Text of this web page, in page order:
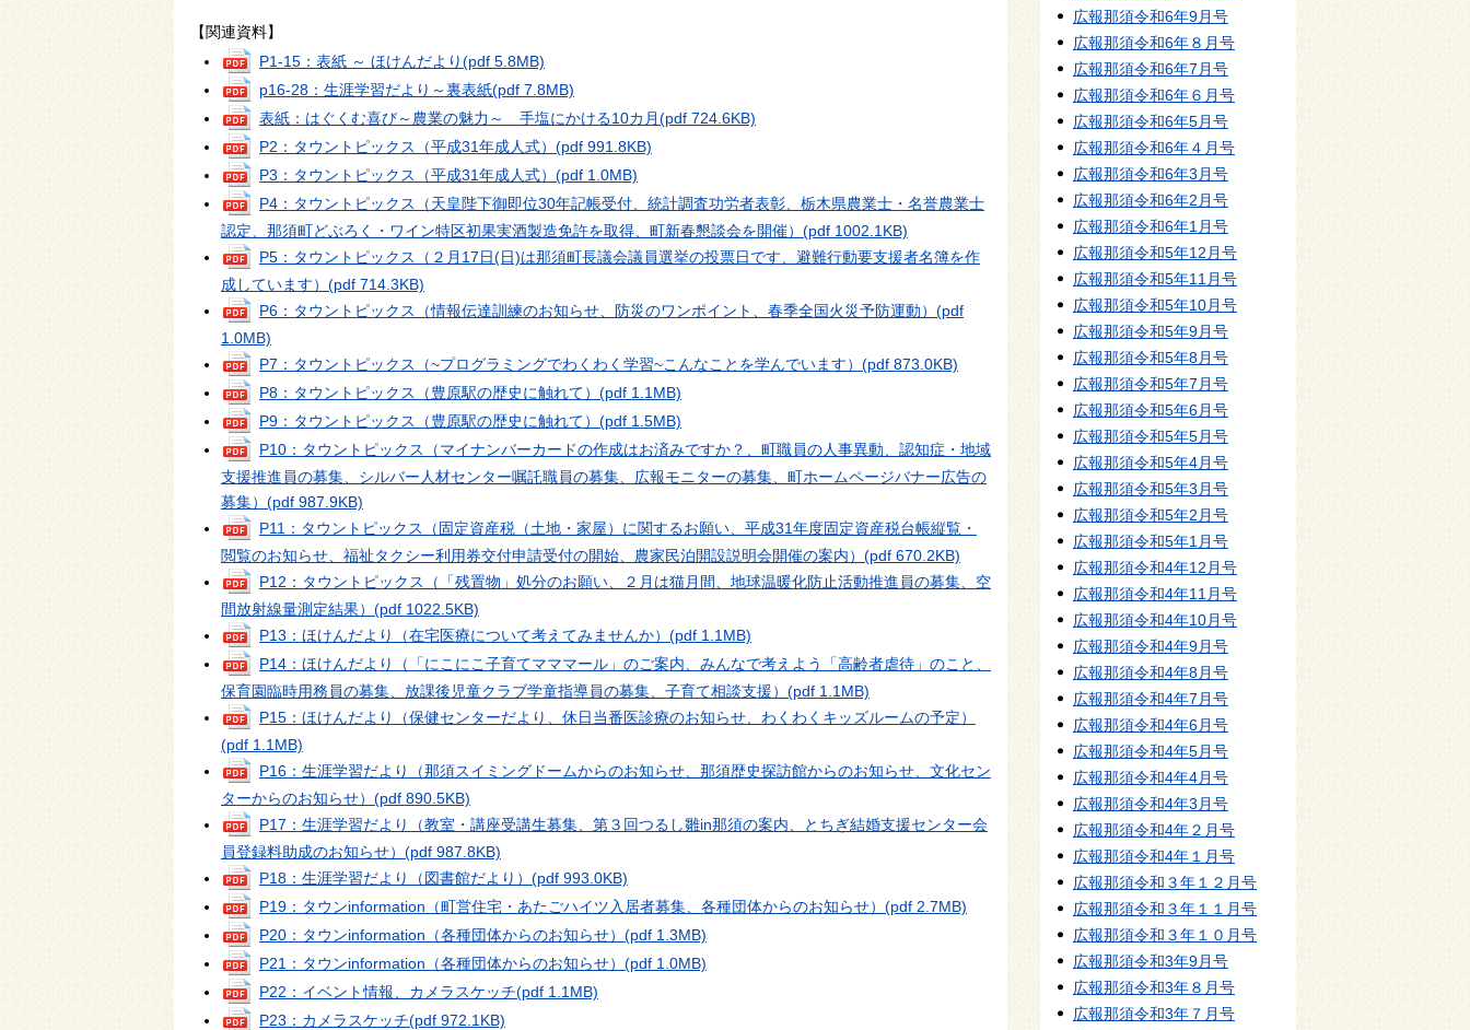
【関連資料】
P1-15：表紙 ～ ほけんだより(pdf 5.8MB)
p16-28：生涯学習だより～裏表紙(pdf 7.8MB)
表紙：はぐくむ喜び～農業の魅力～ 手塩にかける10カ月(pdf 724.6KB)
P2：タウントピックス（平成31年成人式） (pdf 991.8KB)
P3：タウントピックス（平成31年成人式） (pdf 1.0MB)
P4：タウントピックス（天皇陛下御即位30年記帳受付、統計調査功労者表彰、栃木県農業士・名誉農業士
認定、那須町どぶろく・ワイン特区初果実酒製造免許を取得、町新春懇談会を開催） (pdf 1002.1KB)
P5：タウントピックス（２月17日(日)は那須町長議会議員選挙の投票日です、避難行動要支援者名簿を作
成しています） (pdf 714.3KB)
P6：タウントピックス（情報伝達訓練のお知らせ、防災のワンポイント、春季全国火災予防運動） (pdf
1.0MB)
P7：タウントピックス（~プログラミングでわくわく学習~こんなことを学んでいます） (pdf 873.0KB)
P8：タウントピックス（豊原駅の歴史に触れて） (pdf 1.1MB)
P9：タウントピックス（豊原駅の歴史に触れて） (pdf 1.5MB)
P10：タウントピックス（マイナンバーカードの作成はお済みですか？、町職員の人事異動、認知症・地域
支援推進員の募集、シルバー人材センター嘱託職員の募集、広報モニターの募集、町ホームページバナー広告の
募集） (pdf 987.9KB)
P11：タウントピックス（固定資産税（土地・家屋）に関するお願い、平成31年度固定資産税台帳縦覧・
閲覧のお知らせ、福祉タクシー利用券交付申請受付の開始、農家民泊開設説明会開催の案内） (pdf 670.2KB)
P12：タウントピックス（「残置物」処分のお願い、２月は猫月間、地球温暖化防止活動推進員の募集、空
間放射線量測定結果） (pdf 1022.5KB)
P13：ほけんだより（在宅医療について考えてみませんか） (pdf 1.1MB)
P14：ほけんだより（「にこにこ子育てマママール」のご案内、みんなで考えよう「高齢者虐待」のこと、
保育園臨時用務員の募集、放課後児童クラブ学童指導員の募集、子育て相談支援） (pdf 1.1MB)
P15：ほけんだより（保健センターだより、休日当番医診療のお知らせ、わくわくキッズルームの予定）
(pdf 1.1MB)
P16：生涯学習だより（那須スイミングドームからのお知らせ、那須歴史探訪館からのお知らせ、文化セン
ターからのお知らせ） (pdf 890.5KB)
P17：生涯学習だより（教室・講座受講生募集、第３回つるし雛in那須の案内、とちぎ結婚支援センター会
員登録料助成のお知らせ） (pdf 987.8KB)
P18：生涯学習だより（図書館だより） (pdf 993.0KB)
P19：タウンinformation（町営住宅・あたごハイツ入居者募集、各種団体からのお知らせ） (pdf 2.7MB)
P20：タウンinformation（各種団体からのお知らせ） (pdf 1.3MB)
P21：タウンinformation（各種団体からのお知らせ） (pdf 1.0MB)
P22：イベント情報、カメラスケッチ(pdf 1.1MB)
P23：カメラスケッチ(pdf 972.1KB)
広報那須令和6年9月号
広報那須令和6年８月号
広報那須令和6年7月号
広報那須令和6年６月号
広報那須令和6年5月号
広報那須令和6年４月号
広報那須令和6年3月号
広報那須令和6年2月号
広報那須令和6年1月号
広報那須令和5年12月号
広報那須令和5年11月号
広報那須令和5年10月号
広報那須令和5年9月号
広報那須令和5年8月号
広報那須令和5年7月号
広報那須令和5年6月号
広報那須令和5年5月号
広報那須令和5年4月号
広報那須令和5年3月号
広報那須令和5年2月号
広報那須令和5年1月号
広報那須令和4年12月号
広報那須令和4年11月号
広報那須令和4年10月号
広報那須令和4年9月号
広報那須令和4年8月号
広報那須令和4年7月号
広報那須令和4年6月号
広報那須令和4年5月号
広報那須令和4年4月号
広報那須令和4年3月号
広報那須令和4年２月号
広報那須令和4年１月号
広報那須令和３年１２月号
広報那須令和３年１１月号
広報那須令和３年１０月号
広報那須令和3年9月号
広報那須令和3年８月号
広報那須令和3年７月号